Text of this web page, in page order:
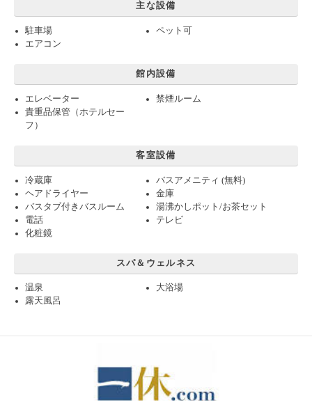
主な設備
駐車場
ペット可
エアコン
館内設備
エレベーター
禁煙ルーム
貴重品保管（ホテルセー
フ）
客室設備
冷蔵庫
バスアメニティ (無料)
ヘアドライヤー
金庫
バスタブ付きバスルーム
湯沸かしポット/お茶セット
電話
テレビ
化粧鏡
スパ＆ウェルネス
温泉
大浴場
露天風呂